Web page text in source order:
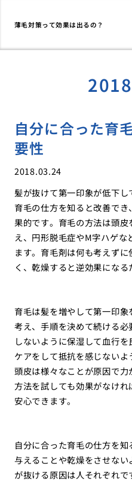
薄毛対策って効果は出るの？
自分に合った育
要性
2018.03.24
髪が抜けて第一印象が低下
育毛の仕方を知ると改善で
果的です。育毛の方法は頭
え、円形脱毛症やM字ハゲ
ます。育毛剤は何も考えず
く、乾燥すると逆効果になる
育毛は髪を増やして第一印
考え、手順を決めて続ける
しないように保湿して血行を
ケアをして抵抗を感じないよ
頭皮は様々なことが原因で
方法を試しても効果がなけ
安心できます。
自分に合った育毛の仕方を
与えることや乾燥をさせな
が抜ける原因は人それぞれ